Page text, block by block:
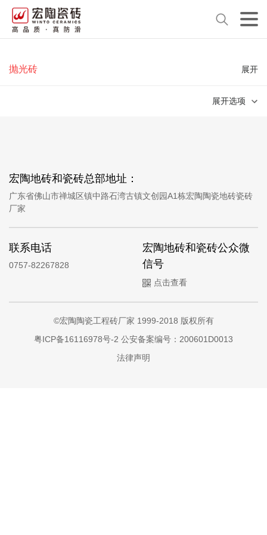
抛光砖 展开
展开选项
宏陶地砖和瓷砖总部地址：
广东省佛山市禅城区镇中路石湾古镇文创园A1栋宏陶陶瓷地砖瓷砖
厂家
联系电话
0757-82267828
宏陶地砖和瓷砖公众微
信号
点击查看
©宏陶陶瓷工程砖厂家 1999-2018 版权所有
粤ICP备16116978号-2 公安备案编号：200601D0013
法律声明